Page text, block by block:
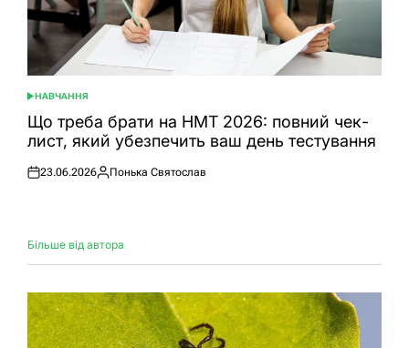
ОПУБЛІКУВАТИ
У
НАВЧАННЯ
Що треба брати на НМТ 2026: повний чек-
лист, який убезпечить ваш день тестування
Оприлюднено
23.06.2026
Опубліковано
Понька Святослав
Більше від автора